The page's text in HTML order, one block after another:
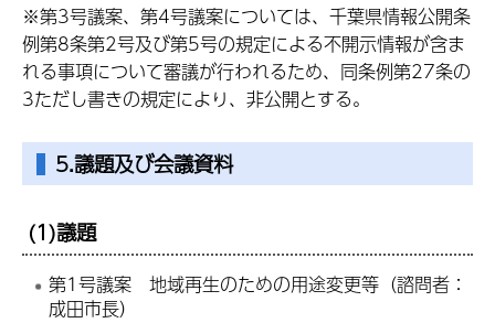
※第3号議案、第4号議案については、千葉県情報公開条
例第8条第2号及び第5号の規定による不開示情報が含ま
れる事項について審議が行われるため、同条例第27条の
3ただし書きの規定により、非公開とする。
5.議題及び会議資料
(1)議題
第1号議案 地域再生のための用途変更等（諮問者：
成田市長）